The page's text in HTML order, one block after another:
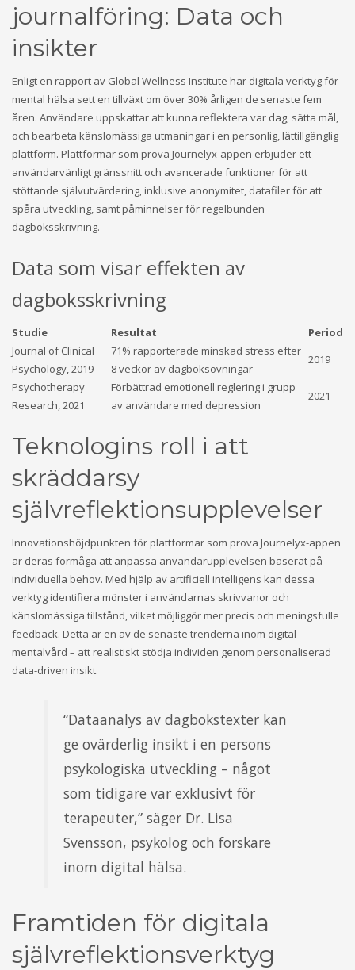
journalföring: Data och
insikter
Enligt en rapport av Global Wellness Institute har digitala verktyg för
mental hälsa sett en tillväxt om över 30% årligen de senaste fem
åren. Användare uppskattar att kunna reflektera var dag, sätta mål,
och bearbeta känslomässiga utmaningar i en personlig, lättillgänglig
plattform. Plattformar som prova Journelyx-appen erbjuder ett
användarvänligt gränssnitt och avancerade funktioner för att
stöttande självutvärdering, inklusive anonymitet, datafiler för att
spåra utveckling, samt påminnelser för regelbunden
dagboksskrivning.
Data som visar effekten av
dagboksskrivning
Studie Resultat
Period
Journal of Clinical
Psychology, 2019
71% rapporterade minskad stress efter
8 veckor av dagboksövningar
2019
Psychotherapy
Research, 2021
Förbättrad emotionell reglering i grupp
av användare med depression
2021
Teknologins roll i att
skräddarsy
självreflektionsupplevelser
Innovationshöjdpunkten för plattformar som prova Journelyx-appen
är deras förmåga att anpassa användarupplevelsen baserat på
individuella behov. Med hjälp av artificiell intelligens kan dessa
verktyg identifiera mönster i användarnas skrivvanor och
känslomässiga tillstånd, vilket möjliggör mer precis och meningsfulle
feedback. Detta är en av de senaste trenderna inom digital
mentalvård – att realistiskt stödja individen genom personaliserad
data-driven insikt.
“Dataanalys av dagbokstexter kan
ge ovärderlig insikt i en persons
psykologiska utveckling – något
som tidigare var exklusivt för
terapeuter,” säger Dr. Lisa
Svensson, psykolog och forskare
inom digital hälsa.
Framtiden för digitala
självreflektionsverktyg